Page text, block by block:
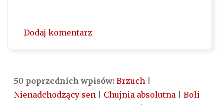
Dodaj komentarz
50 poprzednich wpisów: Brzuch
Nienadchodzący sen
Chujnia absolutna
Boli